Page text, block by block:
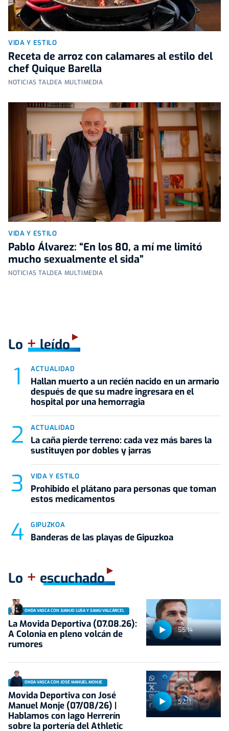
VIDA Y ESTILO
Receta de arroz con calamares al estilo del
chef Quique Barella
NOTICIAS TALDEA MULTIMEDIA
VIDA Y ESTILO
Pablo Álvarez: “En los 80, a mí me limitó
mucho sexualmente el sida”
NOTICIAS TALDEA MULTIMEDIA
Lo +leído
ACTUALIDAD
Hallan muerto a un recién nacido en un armario
después de que su madre ingresara en el
hospital por una hemorragia
ACTUALIDAD
La caña pierde terreno: cada vez más bares la
sustituyen por dobles y jarras
VIDA Y ESTILO
Prohibido el plátano para personas que toman
estos medicamentos
GIPUZKOA
Banderas de las playas de Gipuzkoa
Lo + escuchado
55:14
ONDA VASCA CON JUANJO LUSA Y SAMU VALCÁRCEL
La Movida Deportiva (07.08.26):
A Colonia en pleno volcán de
rumores
52:11
ONDA VASCA CON JOSÉ MANUEL MONJE
Movida Deportiva con José
Manuel Monje (07/08/26) |
Hablamos con Iago Herrerín
sobre la portería del Athletic